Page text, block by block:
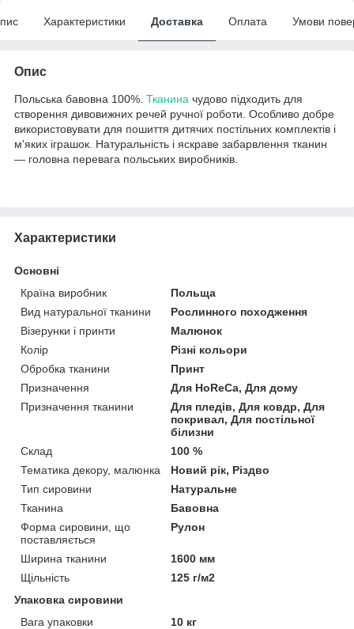
Характеристики Доставка Оплата Умови
Опис
Польська бавовна 100%. Тканина чудово підходить для
створення дивовижних речей ручної роботи. Особливо добре
використовувати для пошиття дитячих постільних комплектів і
м'яких іграшок. Натуральність і яскраве забарвлення тканин
— головна перевага польських виробників.
Характеристики
Основні
Країна виробник
Польща
Вид натуральної тканини
Рослинного походження
Візерунки і принти
Малюнок
Колір
Різні кольори
Обробка тканини
Принт
Призначення
Для HoReCa, Для дому
Призначення тканини
Для пледів, Для ковдр, Для
покривал, Для постільної
білизни
Склад
100 %
Тематика декору, малюнка
Новий рік, Різдво
Тип сировини
Натуральне
Тканина
Бавовна
Форма сировини, що
поставляється
Рулон
Ширина тканини
1600 мм
Щільність
125 г/м2
Упаковка сировини
Вага упаковки
10 кг